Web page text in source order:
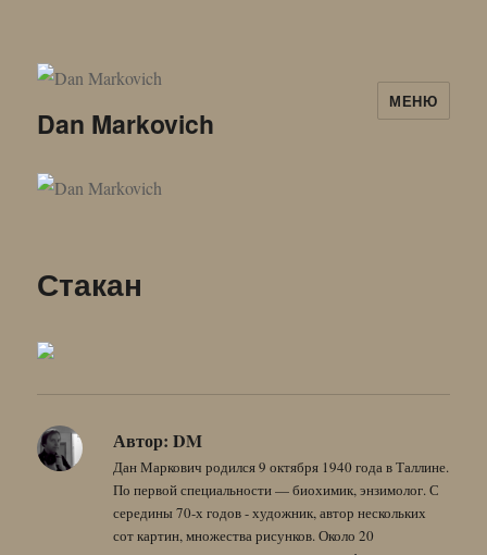
Dan Markovich
МЕНЮ
Стакан
Автор: DM
Дан Маркович родился 9 октября 1940 года в Таллине.
По первой специальности — биохимик, энзимолог. С
середины 70-х годов - художник, автор нескольких
сот картин, множества рисунков. Около 20